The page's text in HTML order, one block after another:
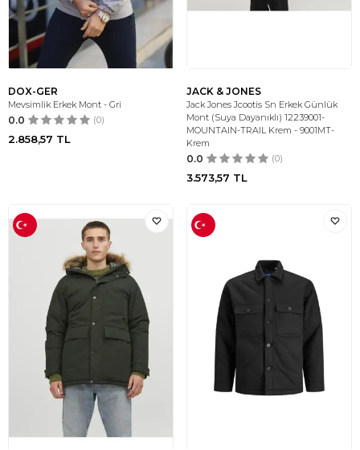
DOX-GER
Mevsimlik Erkek Mont - Gri
0.0 (0)
2.858,57 TL
JACK & JONES
Jack Jones Jcootis Sn Erkek Günlük
Mont (Suya Dayanıklı) 12239001-
MOUNTAIN-TRAIL Krem - 9001MT-
Krem
0.0 (0)
3.573,57 TL